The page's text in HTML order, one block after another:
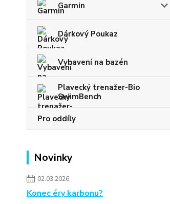
Garmin
Dárkový Poukaz
Vybavení na bazén
Plavecký trenažer-Bio
SwimBench
Pro oddíly
Novinky
02.03.2026
Konec éry karbonu?